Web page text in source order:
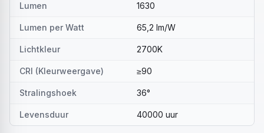
Lumen 1630
Lumen per Watt 65,2 lm/W
Lichtkleur 2700K
CRI (Kleurweergave) ≥90
Stralingshoek 36°
Levensduur 40000 uur